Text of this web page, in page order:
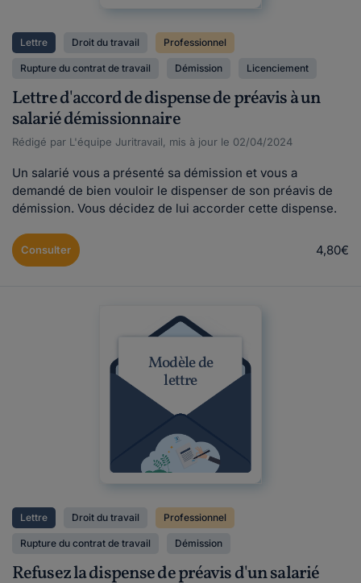
Lettre Droit du travail Professionnel
Rupture du contrat de travail Démission Licenciement
Lettre d'accord de dispense de préavis à un
salarié démissionnaire
Rédigé par L'équipe Juritravail, mis à jour le 02/04/2024
Un salarié vous a présenté sa démission et vous a
demandé de bien vouloir le dispenser de son préavis de
démission. Vous décidez de lui accorder cette dispense.
Consulter 4,80€
Modèle de
lettre
Lettre Droit du travail Professionnel
Rupture du contrat de travail Démission
Refusez la dispense de préavis d'un salarié